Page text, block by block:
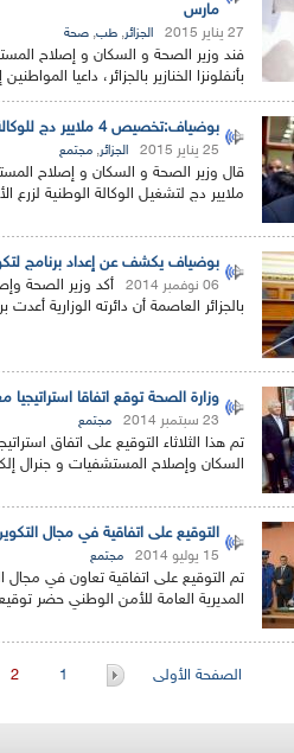
مارس
27 يناير 2015 الجزائر, طب, صحة
فند وزير الصحة و السكان و إصلاح
بأنفلونزا الخنازير بالجزائر، داعيا
بوضياف:تخصيص 4 ملايير دج للوكالة الوطنية لزرع الأعضاء المزمع فتحها السنة الجارية
25 يناير 2015 الجزائر, مجتمع
ملايير دج لتشغيل الوكالة الوطنية لزرع
بوضياف يكشف عن إعداد برنامج
06 نوفمبر 2014
أكد وزير الصحة
بالجزائر العاصمة أن دائرته الوزارية
وزارة الصحة توقع اتفاقا
23 سبتمبر 2014 مجتمع
تم هذا الثلاثاء التوقيع على اتفاق
السكان وإصلاح المستشفيات و جنرال
التوقيع على اتفاقية في مجال
15 يوليو 2014 مجتمع
تم التوقيع على اتفاقية تعاون في مجال
المديرية العامة للأمن الوطني حضر
الصفحة الأولى 1
2